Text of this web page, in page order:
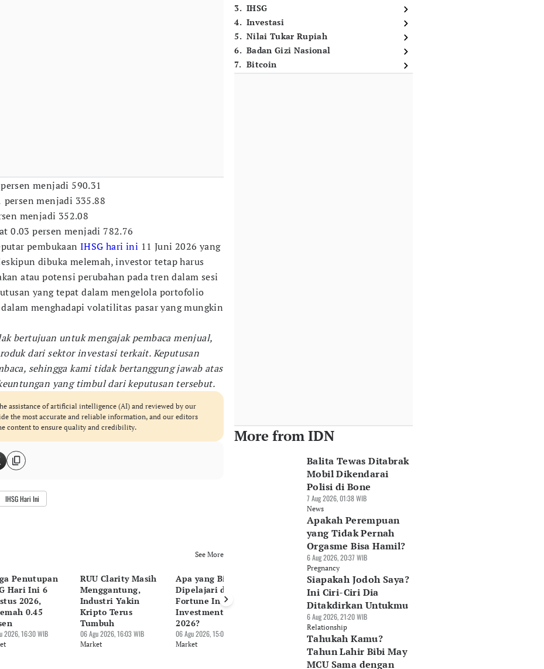
menjadi 590.31
persen menjadi 335.88
menjadi 352.08
0.03 persen menjadi 782.76
pembukaan IHSG hari ini 11 Juni 2026 yang
dibuka melemah, investor tetap harus
atau potensi perubahan pada tren dalam sesi
yang tepat dalam mengelola portofolio
menghadapi volatilitas pasar yang mungkin
bertujuan untuk mengajak pembaca menjual,
dari sektor investasi terkait. Keputusan
sehingga kami tidak bertanggung jawab atas
yang timbul dari keputusan tersebut.
assistance of artificial intelligence (AI) and reviewed by our
the most accurate and reliable information, and our editors
content to ensure quality and credibility.
IHSG Hari Ini
See More
Penutupan
Hari Ini 6
2026,
0.45
2026, 16:30 WIB
RUU Clarity Masih
Menggantung,
Industri Yakin
Kripto Terus
Tumbuh
06 Agu 2026, 16:03 WIB
Market
Apa yang Bisa
Dipelajari dari
Fortune Indonesia
Investment Forum
2026?
06 Agu 2026, 15:06 WIB
Market
Harga Emas
Perhiasan Hari Ini, 6
Agustus 2026:
Berkisar Rp688 Ribu
06 Agu 2026, 14:07 WIB
5 Perbedaan S&P
500, Dow Jones, dan
Nasdaq
06 Agu 2026, 13:31 WIB
3. IHSG
4. Investasi
5. Nilai Tukar Rupiah
6. Badan Gizi Nasional
7. Bitcoin
More from IDN
Balita Tewas Ditabrak
Mobil Dikendarai
Polisi di Bone
7 Aug 2026, 01:38 WIB
News
Apakah Perempuan
yang Tidak Pernah
Orgasme Bisa Hamil?
6 Aug 2026, 20:37 WIB
Pregnancy
Siapakah Jodoh Saya?
Ini Ciri-Ciri Dia
Ditakdirkan Untukmu
6 Aug 2026, 21:20 WIB
Relationship
Tahukah Kamu?
Tahun Lahir Bibi May
MCU Sama dengan